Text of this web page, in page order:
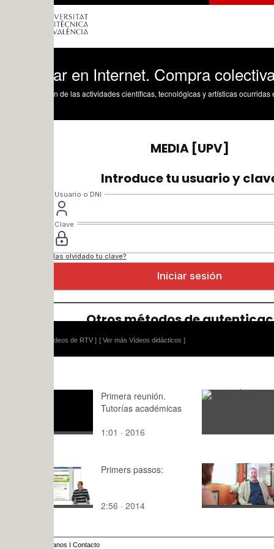
en Internet. Compra colectiva.
de las actividades científicas, tecnológicas y artísticas ocurridas en los tres
[ Ver más Vídeos didácticos ]
Primera reunión.
Tutorías académicas
1:01 · 2016
: · 2015
Primers passos:
2:56 · 2014
CEGEA-
2:46 · 2016